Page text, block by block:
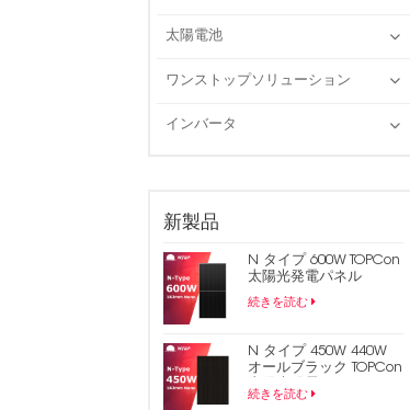
太陽電池
ワンストップソリューション
インバータ
新製品
N タイプ 600W TOPCon
太陽光発電パネル
続きを読む
N タイプ 450W 440W
オールブラック TOPCon
続きを読む